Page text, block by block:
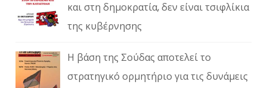
και στη δημοκρατία, δεν είναι τσιφλίκια
της κυβέρνησης
Η βάση της Σούδας αποτελεί το
στρατηγικό ορμητήριο για τις δυνάμεις